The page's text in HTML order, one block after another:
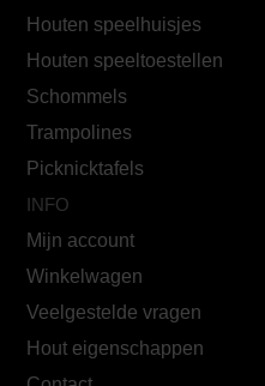
Houten speelhuisjes
Houten speeltoestellen
Schommels
Trampolines
Picknicktafels
INFO
Mijn account
Winkelwagen
Veelgestelde vragen
Hout eigenschappen